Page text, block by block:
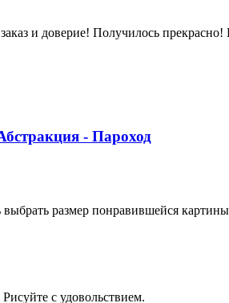
и доверие! Получилось
- Пароход
размер понравившейся
с удовольствием.